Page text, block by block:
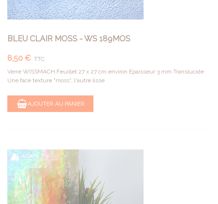
BLEU CLAIR MOSS - WS 189MOS
8,50 € TTC
Verre WISSMACH Feuillet 27 x 27 cm environ Epaisseur 3 mm Translucide
Une face texture "moss", l'autre lisse
AJOUTER AU PANIER